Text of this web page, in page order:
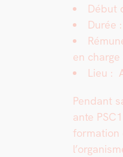
Début
Durée
en
Lieu :
Pen­dant
ante
for­ma­tion